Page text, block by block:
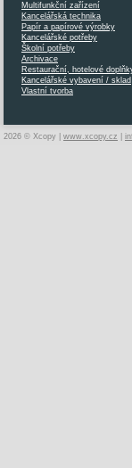
Multifunkční zařízení
Kancelářská technika
Papír a papírové výrobky
Kancelářské potřeby
Školní potřeby
Archivace
Restaurační, hotelové
Kancelářské vybavení / sklad
Vlastní tvorba
2026 © Xcopy | www.xcopy.cz